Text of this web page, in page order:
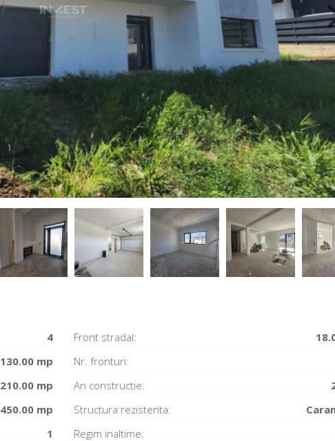
4
130.00 mp
210.00 mp
450.00 mp
1
Front stradal:
Nr. fronturi:
An constructie:
Structura rezistenta:
Regim inaltime: